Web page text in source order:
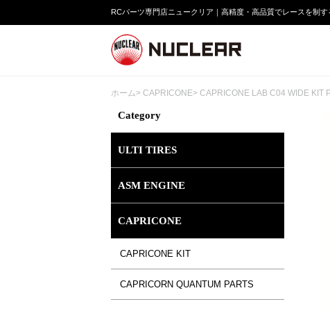
RCパーツ専門店ニュークリア｜高精度・高品質でレースを制す
ホーム> CAPRICONE> CAPRICONE LAB C04 WIDE KIT
Category
ULTI TIRES
ASM ENGINE
CAPRICONE
CAPRICONE KIT
CAPRICORN QUANTUM PARTS